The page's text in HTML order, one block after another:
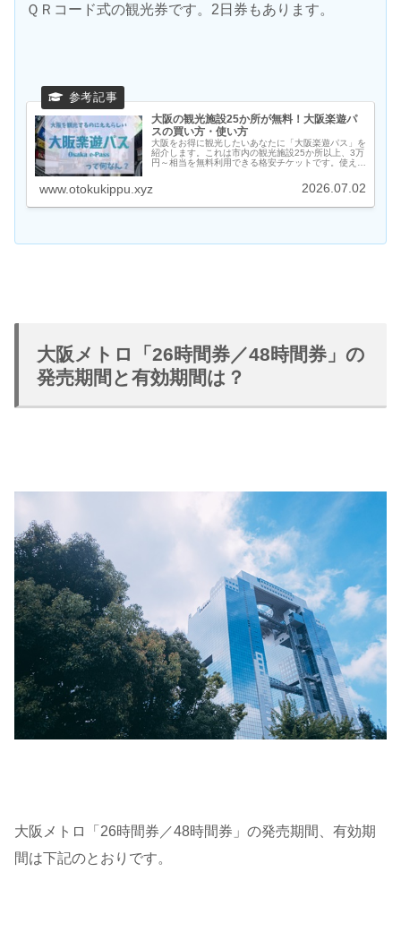
ＱＲコード式の観光券です。2日券もあります。
大阪の観光施設25か所が無料！大阪楽遊パ
スの買い方・使い方
大阪をお得に観光したいあなたに「大阪楽遊パス」を
紹介します。これは市内の観光施設25か所以上、3万
円～相当を無料利用できる格安チケットです。使える
www.otokukippu.xyz 2026.07.02
大阪メトロ「26時間券／48時間券」の
発売期間と有効期間は？
大阪メトロ「26時間券／48時間券」の発売期間、有効期
間は下記のとおりです。